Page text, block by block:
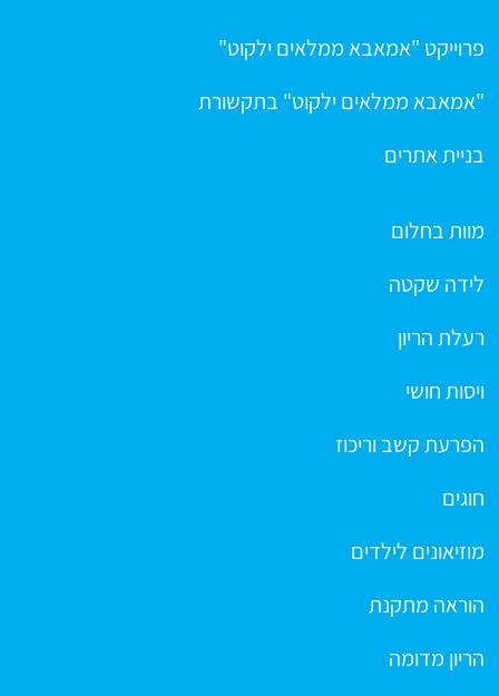
פרוייקט "אמאבא ממלאים ילקוט"
"אמאבא ממלאים ילקוט" בתקשורת
בניית אתרים
מוות בחלום
לידה שקטה
רעלת הריון
ויסות חושי
הפרעת קשב וריכוז
חוגים
מוזיאונים לילדים
הוראה מתקנת
הריון מדומה